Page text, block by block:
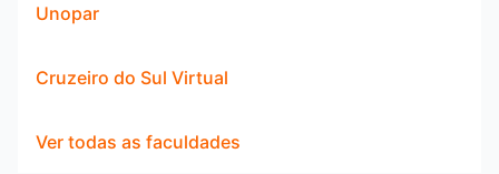
Unopar
Cruzeiro do Sul Virtual
Ver todas as faculdades